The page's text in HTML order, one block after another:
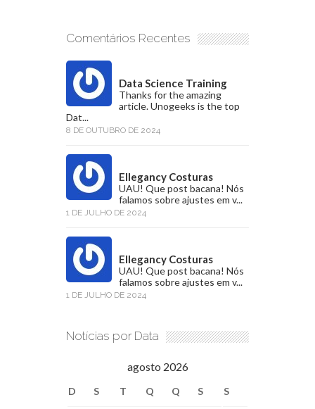
Comentários Recentes
Data Science Training
Thanks for the amazing
article. Unogeeks is the top
Dat...
8 DE OUTUBRO DE 2024
Ellegancy Costuras
UAU! Que post bacana! Nós
falamos sobre ajustes em v...
1 DE JULHO DE 2024
Ellegancy Costuras
UAU! Que post bacana! Nós
falamos sobre ajustes em v...
1 DE JULHO DE 2024
Notícias por Data
agosto 2026
D S T Q Q S S